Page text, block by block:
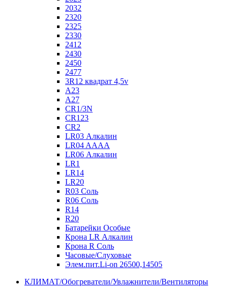
2032
2320
2325
2330
2412
2430
2450
2477
3R12 квадрат 4,5v
A23
A27
CR1/3N
CR123
CR2
LR03 Алкалин
LR04 AAAA
LR06 Алкалин
LR1
LR14
LR20
R03 Соль
R06 Соль
R14
R20
Батарейки Особые
Крона LR Алкалин
Крона R Соль
Часовые/Слуховые
Элем.пит.Li-on 26500,14505
КЛИМАТ/Обогреватели/Увлажнители/Вентиляторы